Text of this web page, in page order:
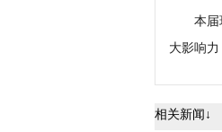
本届环
大影响力
相关新闻↓